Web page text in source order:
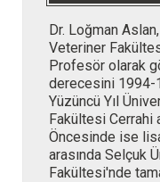
Dr. Loğman
Veteriner
Profesör olarak
derecesini 1994-
Yüzüncü Yıl
Fakültesi Cerrahi
Öncesinde ise
arasında Selçuk
Fakültesi'nde